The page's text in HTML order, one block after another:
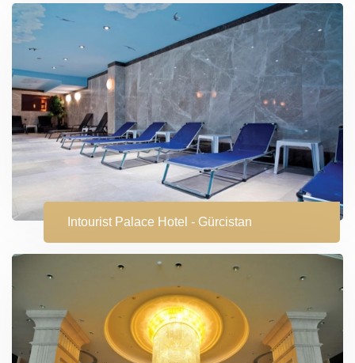
Intourist Palace Hotel - Gürcistan